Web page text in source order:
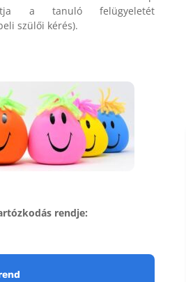
a tanuló felügyeletét
szülői kérés).
rendje: